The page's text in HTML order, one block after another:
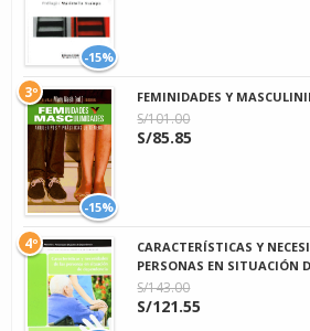
-15%
-15%
FEMINIDADES Y
S/101.00
S/85.85
3º
CARACTERÍSTICAS Y
PERSONAS EN SITUACIÓN
S/143.00
S/121.55
4º